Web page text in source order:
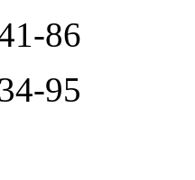
86
95